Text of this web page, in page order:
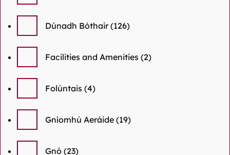
Dúnadh Bóthair (126)
Facilities and Amenities (2)
Folúntais (4)
Gníomhú Aeráide (19)
Gnó (23)